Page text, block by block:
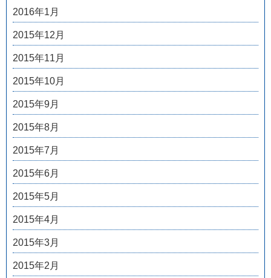
2016年1月
2015年12月
2015年11月
2015年10月
2015年9月
2015年8月
2015年7月
2015年6月
2015年5月
2015年4月
2015年3月
2015年2月